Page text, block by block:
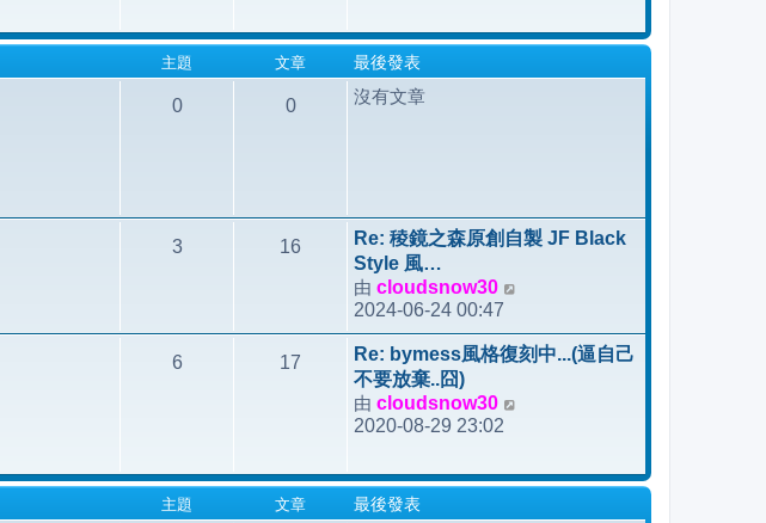
發
主題 文章 最後發表
0 0 沒有文章
3 16
Re: 稜鏡之森原創自製 JF Black
Style 風…
由 cloudsnow30
最
後
2024-06-24 00:47
6 17
Re: bymess風格復刻中...(逼自己
不要放棄..囧)
由 cloudsnow30
後
2020-08-29 23:02
主題 文章 最後發表